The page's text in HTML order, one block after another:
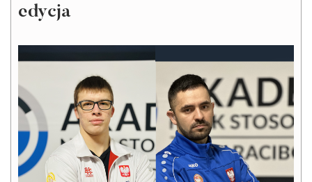
edycja